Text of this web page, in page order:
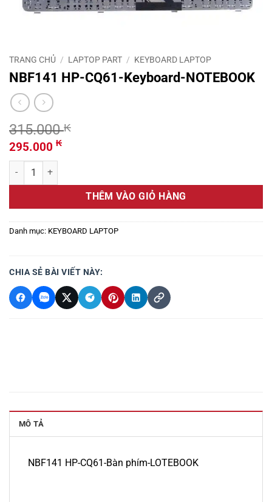
TRANG CHỦ / LAPTOP PART / KEYBOARD LAPTOP
NBF141 HP-CQ61-Keyboard-NOTEBOOK
315.000₭
Giá
gốc
là:
315.000 ₭.
295.000 ₭Giá
là:
295.000 ₭.
NBF141 HP-CQ61-Keyboard-NOTEBOOK số lượng
THÊM VÀO GIỎ HÀNG
Danh mục: KEYBOARD LAPTOP
CHIA SẺ BÀI VIẾT NÀY:
MÔ TẢ
NBF141 HP-CQ61-Bàn phím-LOTEBOOK